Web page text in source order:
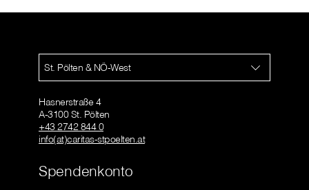
St. Pölten & NÖ-West
Hasnerstraße 4
A-3100 St. Pölten
+43 2742 844 0
info(at)caritas-stpoelten.at
Spendenkonto